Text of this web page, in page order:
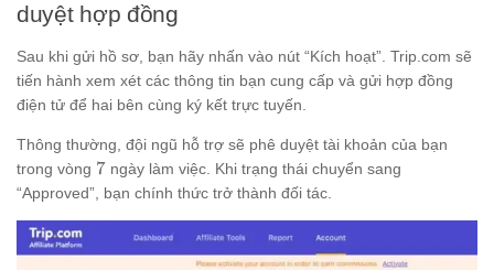
duyệt hợp đồng
Sau khi gửi hồ sơ, bạn hãy nhấn vào nút “Kích hoạt”. Trip.com sẽ
tiến hành xem xét các thông tin bạn cung cấp và gửi hợp đồng
điện tử để hai bên cùng ký kết trực tuyến.
Thông thường, đội ngũ hỗ trợ sẽ phê duyệt tài khoản của bạn
trong vòng 7
7 ngày làm việc. Khi trạng thái chuyển sang
“Approved”, bạn chính thức trở thành đối tác.